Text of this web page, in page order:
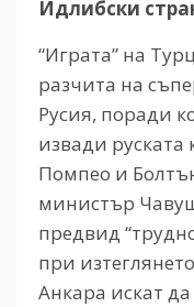
Идлибски
“Играта” на
разчита на
Русия, поради
извади руската
Помпео и
министър
предвид
при
Анкара искат